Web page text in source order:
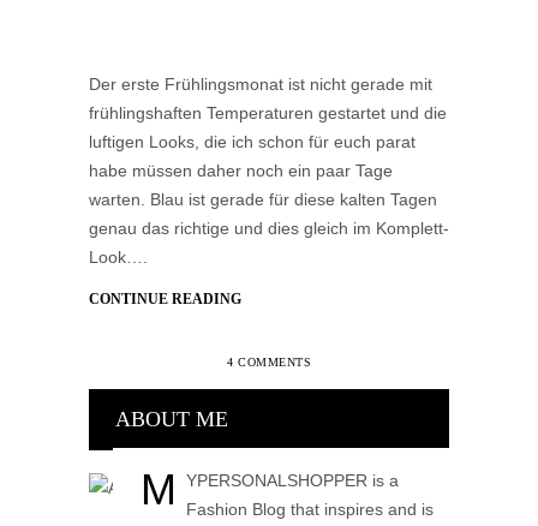
Der erste Frühlingsmonat ist nicht gerade mit
frühlingshaften Temperaturen gestartet und die
luftigen Looks, die ich schon für euch parat
habe müssen daher noch ein paar Tage
warten. Blau ist gerade für diese kalten Tagen
genau das richtige und dies gleich im Komplett-
Look….
CONTINUE READING
4 COMMENTS
ABOUT ME
M
YPERSONALSHOPPER is a
Fashion Blog that inspires and is